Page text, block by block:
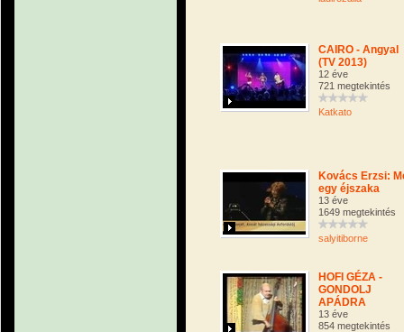
CAIRO - Angyal
(TV 2013)
12 éve
721 megtekintés
Katkato
Kovács Erzsi:
egy éjszaka
13 éve
1649 megtekintés
salyitiborne
HOFI GÉZA -
GONDOLJ
APÁDRA
13 éve
854 megtekintés